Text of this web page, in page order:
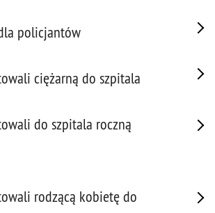
policjantów
ciężarną do szpitala
do szpitala roczną
rodzącą kobietę do